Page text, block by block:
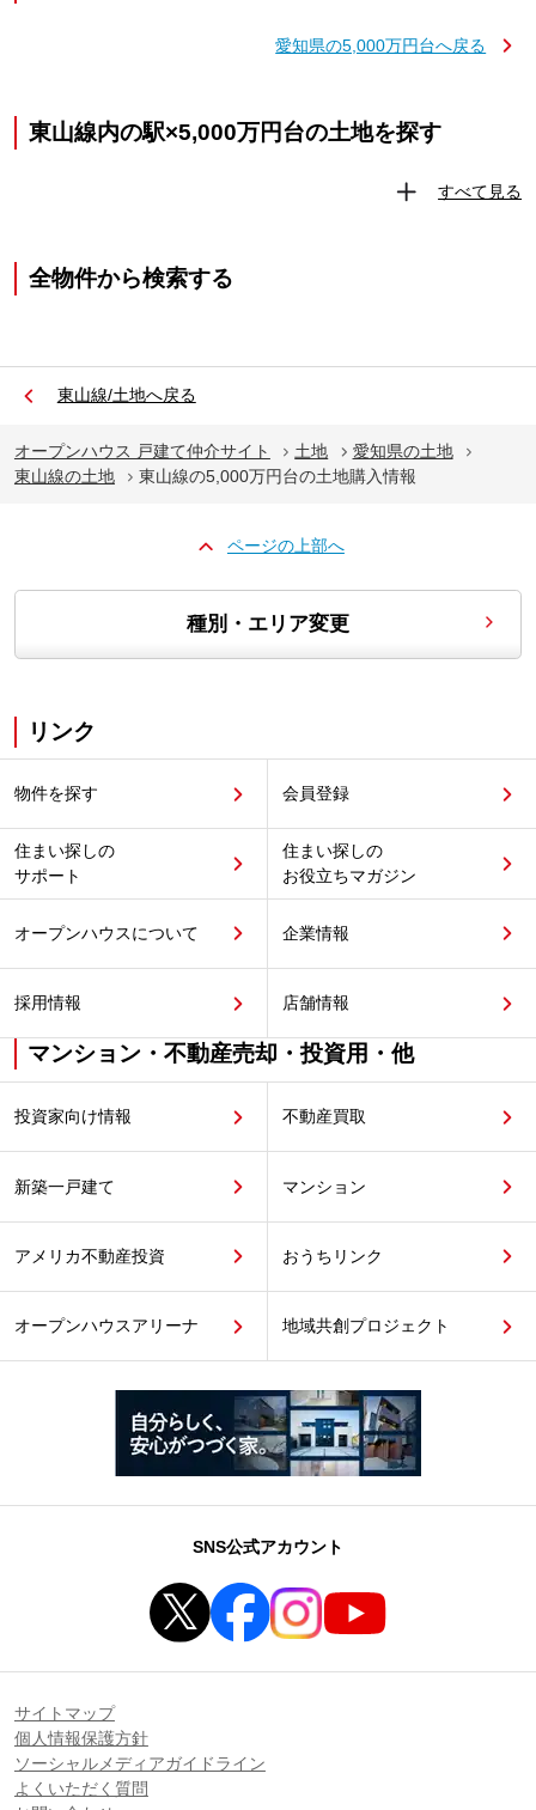
愛知県の5,000万円台へ戻る
東山線内の駅×5,000万円台の土地を探す
すべて見る
全物件から検索する
東山線/土地へ戻る
オープンハウス 戸建て仲介サイト 土地
愛知県の土地
東山線の土地
東山線の5,000万円台の土地購入情報
ページの上部へ
種別・エリア変更
リンク
物件を探す 会員登録
住まい探しの
サポート
住まい探しの
お役立ちマガジン
オープンハウスについて 企業情報
採用情報 店舗情報
マンション・不動産売却・投資用・他
投資家向け情報 不動産買取
新築一戸建て マンション
アメリカ不動産投資 おうちリンク
オープンハウスアリーナ 地域共創プロジェクト
SNS公式アカウント
サイトマップ
個人情報保護方針
ソーシャルメディアガイドライン
よくいただく質問